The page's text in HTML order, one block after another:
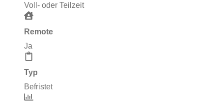
Voll- oder Teilzeit
Remote
Ja
Typ
Befristet